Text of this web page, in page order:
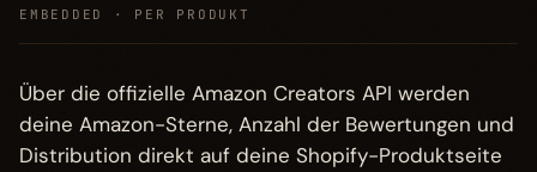
EMBEDDED · PER PRODUKT
Über die offizielle Amazon Creators API werden
deine Amazon-Sterne, Anzahl der Bewertungen und
Distribution direkt auf deine Shopify-Produktseite